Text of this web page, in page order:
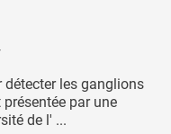
détecter les ganglions
par une
de l' ...